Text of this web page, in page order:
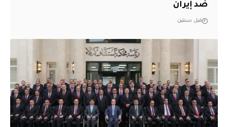
ضد إيران
قبل سنتين